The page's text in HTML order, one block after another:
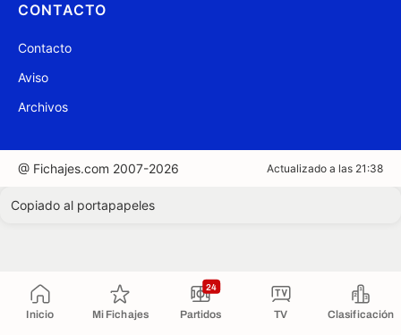
Inicio Mi Fichajes Partidos
24
TV Clasificación
CONTACTO
Contacto
Aviso
Archivos
@ Fichajes.com 2007-2026 Actualizado a las 21:38
Copiado al portapapeles